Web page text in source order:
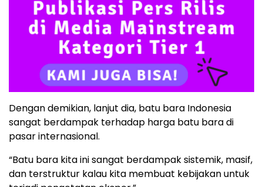
Dengan demikian, lanjut dia, batu bara Indonesia
sangat berdampak terhadap harga batu bara di
pasar internasional.
“Batu bara kita ini sangat berdampak sistemik, masif,
dan terstruktur kalau kita membuat kebijakan untuk